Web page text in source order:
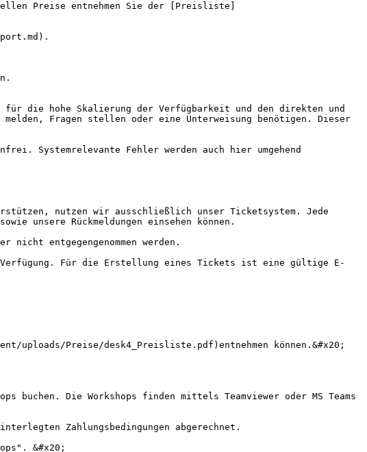
Preise entnehmen Sie der [Preisliste]
die hohe Skalierung der Verfügbarkeit und den direkten und
Fragen stellen oder eine Unterweisung benötigen. Dieser
Systemrelevante Fehler werden auch hier umgehend
nutzen wir ausschließlich unser Ticketsystem. Jede
unsere Rückmeldungen einsehen können.
entgegengenommen werden.
Für die Erstellung eines Tickets ist eine gültige E-
Preise/desk4_Preisliste.pdf)entnehmen können.&#x20;
buchen. Die Workshops finden mittels Teamviewer oder MS Teams
Zahlungsbedingungen abgerechnet.
&#x20;